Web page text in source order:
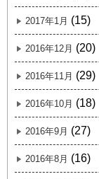
2017年1月 (15)
2016年12月 (20)
2016年11月 (29)
2016年10月 (18)
2016年9月 (27)
2016年8月 (16)